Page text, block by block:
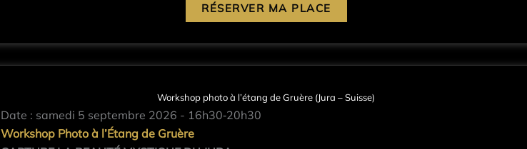
RÉSERVER MA PLACE
Workshop photo à l’étang de Gruère (Jura – Suisse)
Date : samedi 5 septembre 2026 - 16h30‐20h30
Workshop Photo à l’Étang de Gruère